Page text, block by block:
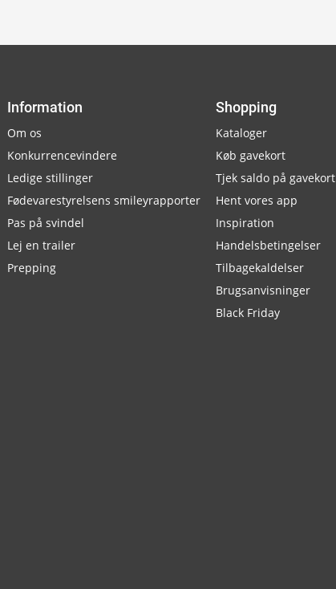
Information
Om os
Konkurrencevindere
Ledige stillinger
Fødevarestyrelsens smileyrapporter
Pas på svindel
Lej en trailer
Prepping
Shopping
Kataloger
Køb gavekort
Tjek saldo på gavekort
Hent vores app
Inspiration
Handelsbetingelser
Tilbagekaldelser
Brugsanvisninger
Black Friday